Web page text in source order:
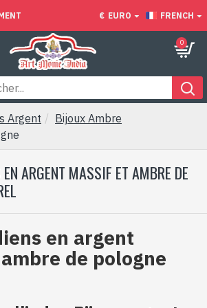
€ EURO FRENCH
0
Argent
Bijoux Ambre
ARGENT MASSIF ET AMBRE DE
en argent
de pologne